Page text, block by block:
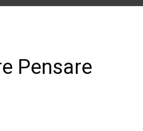
Pensare